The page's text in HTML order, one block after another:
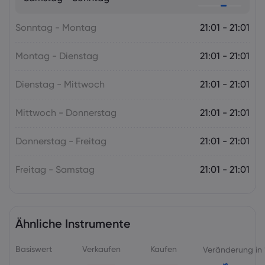
Forex
Sonntag - Montag 21:01 - 21:01
Montag - Dienstag 21:01 - 21:01
Dienstag - Mittwoch 21:01 - 21:01
Mittwoch - Donnerstag 21:01 - 21:01
Donnerstag - Freitag 21:01 - 21:01
Freitag - Samstag 21:01 - 21:01
Ähnliche Instrumente
Basiswert Verkaufen Kaufen Veränderung in